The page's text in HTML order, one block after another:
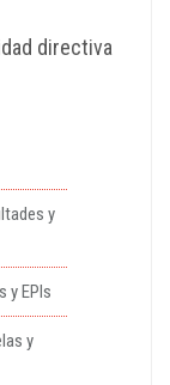
directiva
y
y EPIs
y